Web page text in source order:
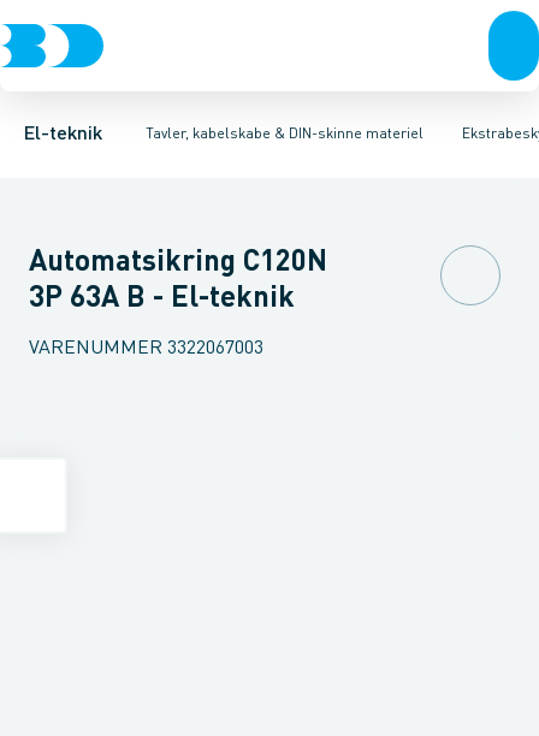
El-teknik Tavler, kabelskabe & DIN-skinne materiel
Afbrydere, stikkontakter & lampeudtagForgreningsmateriel
Tavler, kapsling og rackskabe Fordelings-/byggepladstavler
KombiafbryderFejlstrømsmodulNeozed D0 sikringselement
Automatsikring C120N
3P 63A B - El-teknik
VARENUMMER 3322067003